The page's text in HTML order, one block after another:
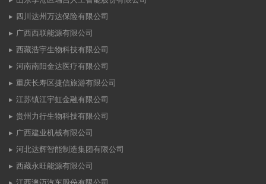
四川达州万达保险有限公司
广西西联能源有限公司
西藏浩宇生物科技有限公司
河南南阳金达医疗有限公司
重庆长寿区捷信旅游有限公司
江苏镇江宇虹金融有限公司
贵州力行生物科技有限公司
广西建业机械有限公司
河北达辉智能制造集团有限公司
西藏永旺能源有限公司